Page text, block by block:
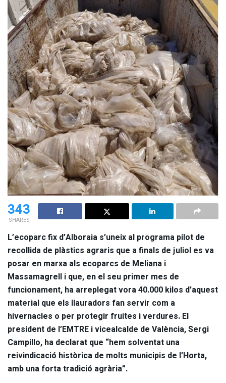
343
SHARES
L’ecoparc fix d’Alboraia s’uneix al programa pilot de
recollida de plàstics agraris que a finals de juliol es va
posar en marxa als ecoparcs de Meliana i
Massamagrell i que, en el seu primer mes de
funcionament, ha arreplegat vora 40.000 kilos d’aquest
material que els llauradors fan servir com a
hivernacles o per protegir fruites i verdures. El
president de l’EMTRE i vicealcalde de València, Sergi
Campillo, ha declarat que “hem solventat una
reivindicació històrica de molts municipis de l’Horta,
amb una forta tradició agrària”.